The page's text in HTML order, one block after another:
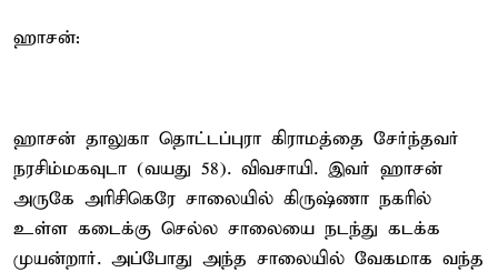
ஹாசன்:
ஹாசன் தாலுகா தொட்டப்புரா கிராமத்தை சேர்ந்தவர்
நரசிம்மகவுடா (வயது 58). விவசாயி. இவர் ஹாசன்
அருகே அரிசிகெரே சாலையில் கிருஷ்ணா நகரில்
உள்ள கடைக்கு செல்ல சாலையை நடந்து கடக்க
முயன்றார். அப்போது அந்த சாலையில் வேகமாக வந்த